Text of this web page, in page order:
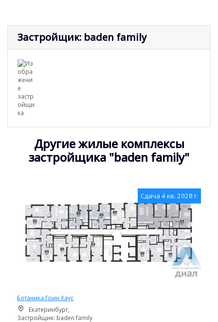
Застройщик: baden family
Другие жилые комплексы
застройщика "baden family"
Сдача 4 кв. 2028 г.
Ботаника Грин Хаус
Екатеринбург,
Застройщик: baden family